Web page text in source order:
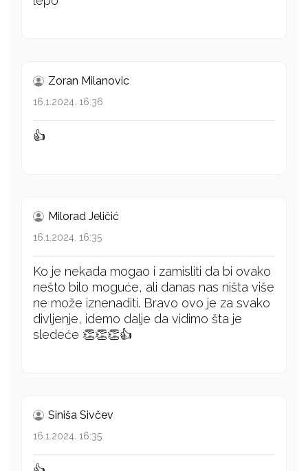
Zoran Milanovic
16.1.2024. 16:36
👍
Milorad Jeličić
16.1.2024. 16:35
Ko je nekada mogao i zamisliti da bi ovako
nešto bilo moguće, ali danas nas ništa više
ne može iznenaditi. Bravo ovo je za svako
divljenje, idemo dalje da vidimo šta je
sledeće 👏👏👏👍
Siniša Sivčev
16.1.2024. 16:35